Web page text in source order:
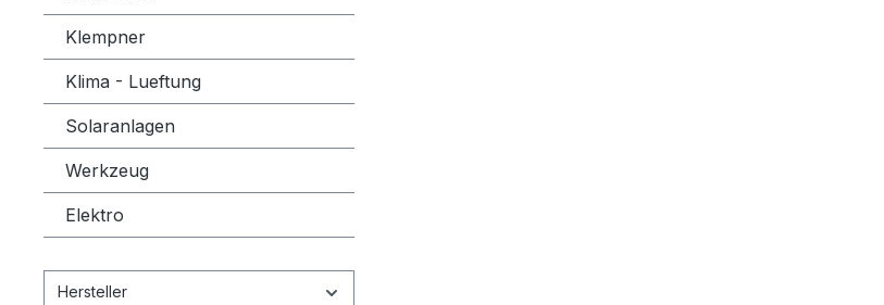
Klempner
Klima - Lueftung
Solaranlagen
Werkzeug
Elektro
Hersteller